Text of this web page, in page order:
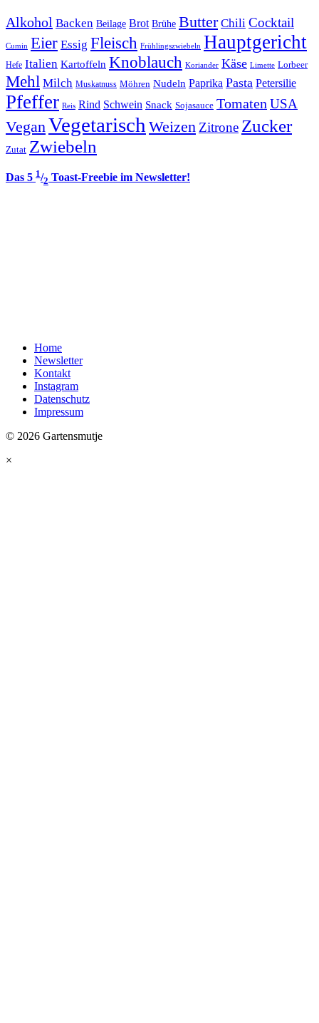
Alkohol Backen Beilage Brot Brühe Butter Chili Cocktail
Cumin Eier Essig Fleisch Frühlingszwiebeln Hauptgericht
Hefe Italien Kartoffeln Knoblauch Koriander Käse Limette Lorbeer
Mehl Milch Muskatnuss Möhren Nudeln Paprika Pasta Petersilie
Pfeffer Reis Rind Schwein Snack Sojasauce Tomaten USA
Vegan Vegetarisch Weizen Zitrone Zucker
Zutat Zwiebeln
Das 5 1/2 Toast-Freebie im Newsletter!
Home
Newsletter
Kontakt
Instagram
Datenschutz
Impressum
© 2026 Gartensmutje
×